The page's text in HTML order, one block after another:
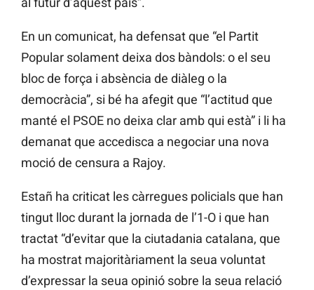
En un comunicat, ha defensat que “el Partit
Popular solament deixa dos bàndols: o el seu
bloc de força i absència de diàleg o la
democràcia”, si bé ha afegit que “l’actitud que
manté el PSOE no deixa clar amb qui està” i li ha
demanat que accedisca a negociar una nova
moció de censura a Rajoy.
Estañ ha criticat les càrregues policials que han
tingut lloc durant la jornada de l’1-O i que han
tractat “d’evitar que la ciutadania catalana, que
ha mostrat majoritàriament la seua voluntat
d’expressar la seua opinió sobre la seua relació